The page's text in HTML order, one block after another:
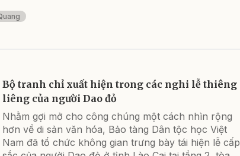
Bộ tranh chỉ xuất hiện trong các nghi lễ thiêng
liêng của người Dao đỏ
Nhằm gợi mở cho công chúng một cách nhìn rộng
hơn về di sản văn hóa, Bảo tàng Dân tộc học Việt
Nam đã tổ chức không gian trưng bày tái hiện lễ cấp